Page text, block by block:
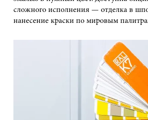
сложного исполнения — отделка в
нанесение краски по мировым